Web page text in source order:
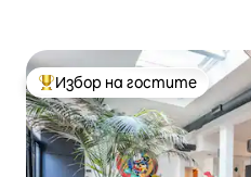
Най-популярен избор на
Избор на гостите